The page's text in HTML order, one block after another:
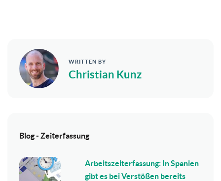
WRITTEN BY
Christian Kunz
Blog - Zeiterfassung
Arbeitszeiterfassung: In Spanien
gibt es bei Verstößen bereits